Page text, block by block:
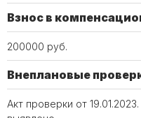
Взнос в
200000 руб.
Внеплановые
Акт проверки от